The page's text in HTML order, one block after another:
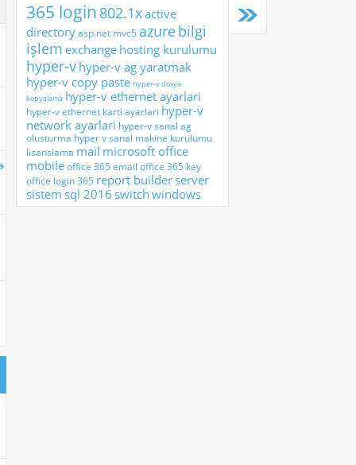
365 login 802.1xactive
directoryasp.net mvc5 azurebilgi
işlem exchange hosting kurulumu
hyper-v hyper-v ag yaratmak
hyper-v copy paste hyper-v dosya
kopyalama hyper-v ethernet ayarlari
hyper-v ethernet karti ayarlari hyper-v
network ayarlari hyper-v sanal ag
olusturma hyper v sanal makine kurulumu
lisanslama mail microsoft office
mobileoffice 365 email office 365 key
office login 365 report builderserver
sistem sql 2016 switch windows